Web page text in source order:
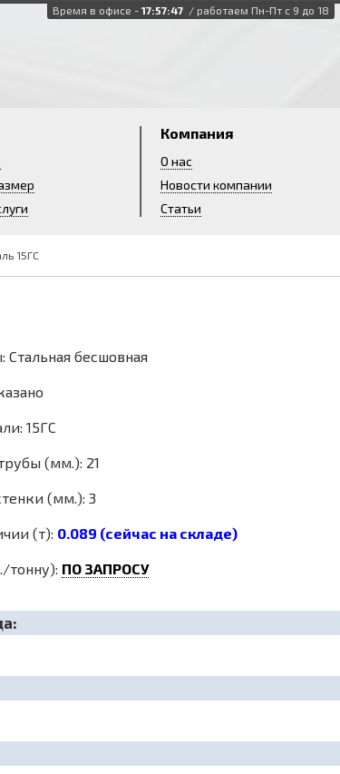
Время в офисе - 17:57:48 / работаем Пн-Пт с 9 до 18
Компания
О нас
Новости компании
Статьи
15ГС
Стальная бесшовная
15ГС
(мм.): 21
(мм.): 3
(т): 0.089 (сейчас на складе)
тонну): ПО ЗАПРОСУ